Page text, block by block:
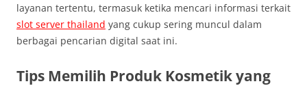
layanan tertentu, termasuk ketika mencari informasi terkait
slot server thailand yang cukup sering muncul dalam
berbagai pencarian digital saat ini.
Tips Memilih Produk Kosmetik yang